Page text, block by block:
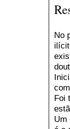
No
Foi
Um